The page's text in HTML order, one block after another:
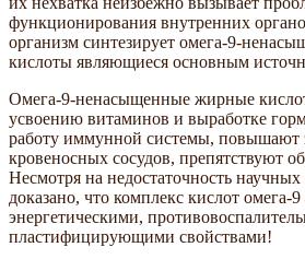
функционирования внутренних
организм синтезирует омега-9-
кислоты являющиеся основным
Омега-9-ненасыщенные жирные
усвоению витаминов и выработке
работу иммунной системы, повышают
кровеносных сосудов, препятствуют
Несмотря на недостаточность
доказано, что комплекс кислот омега-9
энергетическими,
пластифицирующими свойствами!